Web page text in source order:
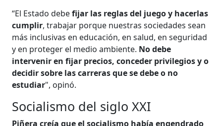
“El Estado debefijar las reglas del juego y hacerlas
cumplir, trabajar porque nuestras sociedades sean
más inclusivas en educación, en salud, en seguridad
y en proteger el medio ambiente. No debe
intervenir en fijar precios, conceder privilegios y o
decidir sobre las carreras que se debe o no
estudiar", opinó.
Socialismo del siglo XXI
Piñera creía que el socialismo había engendrado